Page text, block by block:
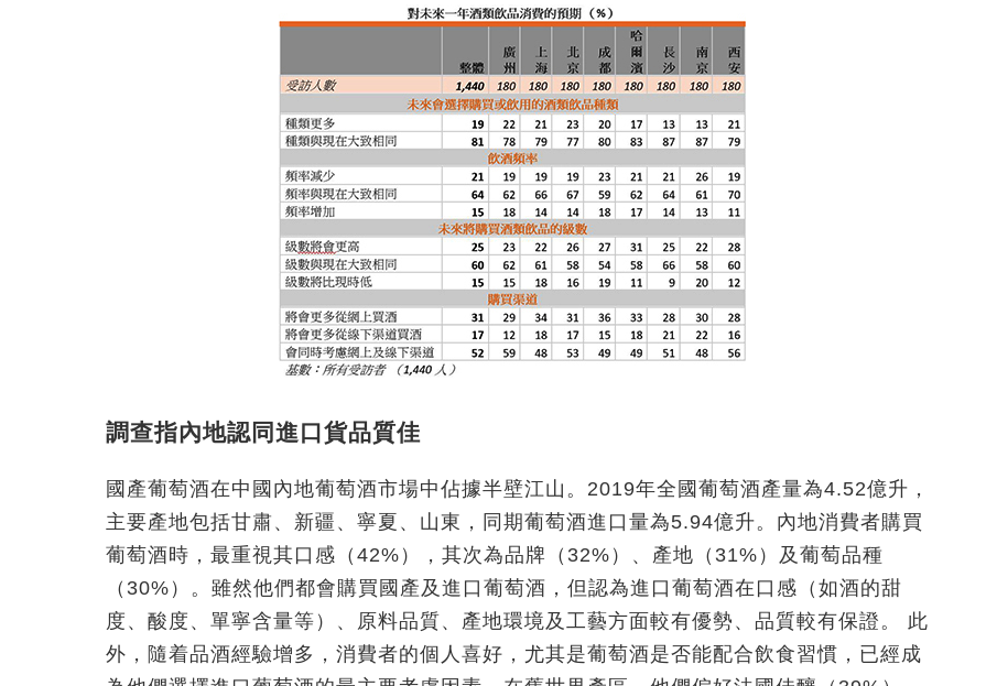
調查指內地認同進口貨品質佳
國產葡萄酒在中國內地葡萄酒市場中佔據半壁江山。2019年全國葡萄酒產量為4.52億升，
主要產地包括甘肅、新疆、寧夏、山東，同期葡萄酒進口量為5.94億升。內地消費者購買
葡萄酒時，最重視其口感（42%），其次為品牌（32%）、產地（31%）及葡萄品種
（30%）。雖然他們都會購買國產及進口葡萄酒，但認為進口葡萄酒在口感（如酒的甜
度、酸度、單寧含量等）、原料品質、產地環境及工藝方面較有優勢、品質較有保證。 此
外，隨着品酒經驗增多，消費者的個人喜好，尤其是葡萄酒是否能配合飲食習慣，已經成